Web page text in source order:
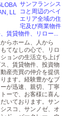
サンフランシス
コと周辺のベイ
エリア全域の住
宅及び商業物件
賃貸物件、リロー...
らホーム、人から
てなしの心で、リロ
ョンの生活立ち上げ
、賃貸物件、投資物
産売買の仲介を提供
ます。経験豊かなブ
が迅速、親切、丁寧
ーで、お客様に喜ん
いております。サン
スコ、サンノゼ、オ